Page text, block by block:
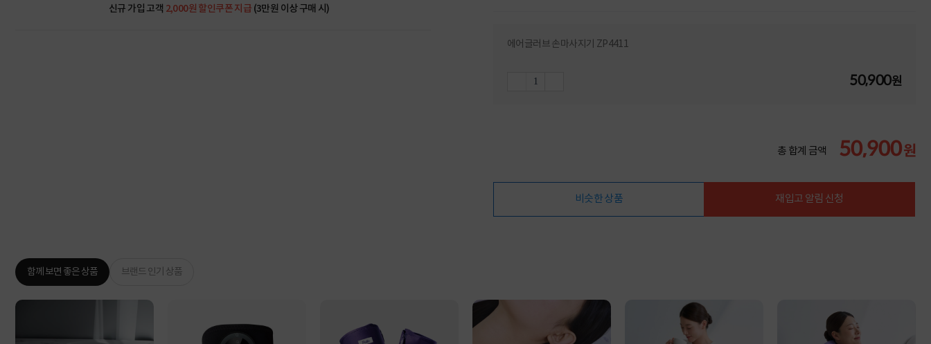
신규 가입 고객 2,000원 할인쿠폰 지급 (3만원 이상 구매 시)
에어글러브 손마사지기 ZP4411
50,900원
총 합계 금액 50,900원
비슷한 상품 재입고 알림 신청
함께 보면 좋은 상품 브랜드 인기 상품